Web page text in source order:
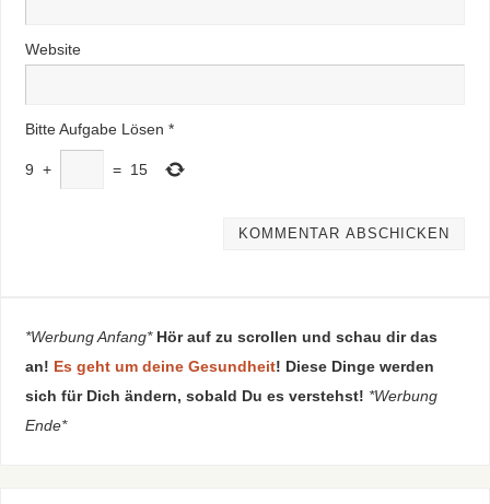
Website
Bitte Aufgabe Lösen *
9 + = 15
*Werbung Anfang* Hör auf zu scrollen und schau dir das
an! Es geht um deine Gesundheit! Diese Dinge werden
sich für Dich ändern, sobald Du es verstehst! *Werbung
Ende*